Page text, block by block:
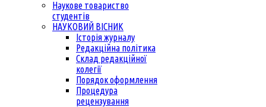
Наукове товариство
студентів
НАУКОВИЙ ВІСНИК
Історія журналу
Редакційна політика
Склад редакційної
колегії
Порядок оформлення
Процедура
рецензування